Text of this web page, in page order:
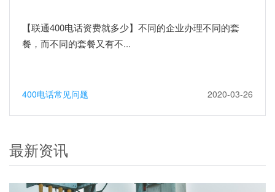
【联通400电话资费就多少】不同的企业办理不同的套
餐，而不同的套餐又有不...
400电话常见问题 2020-03-26
最新资讯